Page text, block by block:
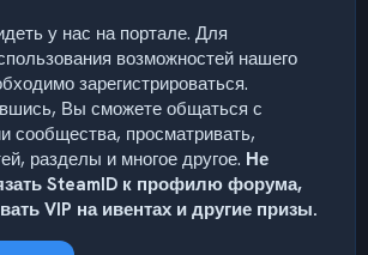
у нас на портале. Для
возможностей нашего
зарегистрироваться.
Вы сможете общаться с
сообщества, просматривать,
разделы и многое другое. Не
SteamID к профилю форума,
VIP на ивентах и другие призы.